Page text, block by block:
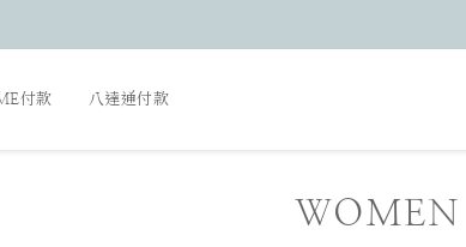
付款 八達通付款
WOMEN